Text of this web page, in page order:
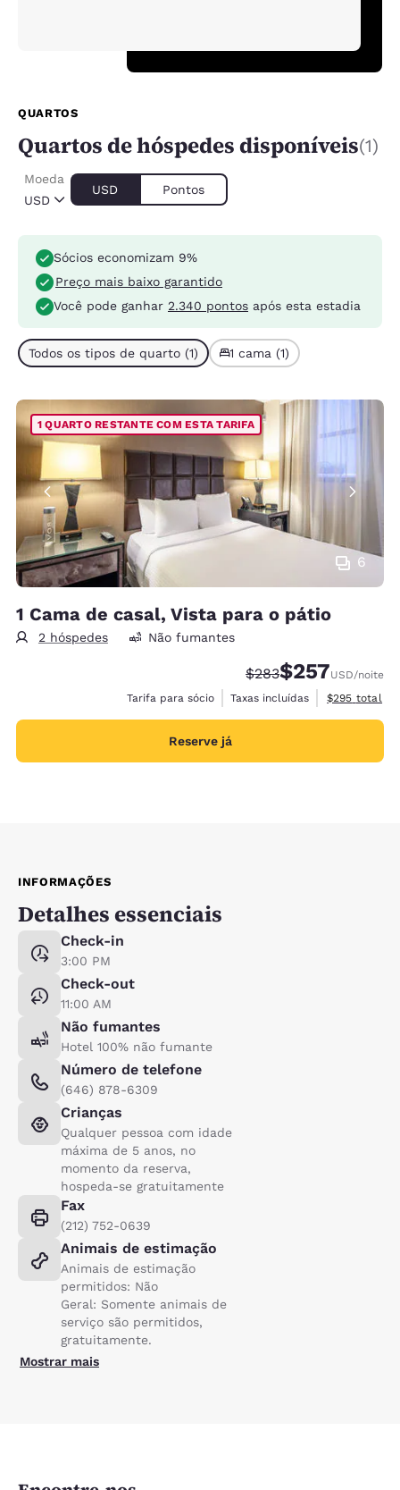
QUARTOS
Quartos de hóspedes disponíveis(1)
USD
Moeda
USD Pontos
Sócios economizam 9%
Preço mais baixo garantido
Você pode ganhar 2.340 pontos após esta estadia
Todos os tipos de quarto (1) 1 cama (1)
6
1 QUARTO RESTANTE COM ESTA TARIFA
1 Cama de casal, Vista para o pátio
2 hóspedes Não fumantes
Tarifa anterior
$283Tarifa com
$257USD/noite
Tarifa para sócio
Taxas incluídas Exibir
$295 total
Reserve já
INFORMAÇÕES
Detalhes essenciais
Check-in
3:00 PM
Check-out
11:00 AM
Não fumantes
Hotel 100% não fumante
Número de telefone
(646) 878-6309
Crianças
Qualquer pessoa com idade
máxima de 5 anos, no
momento da reserva,
hospeda-se gratuitamente
Fax
(212) 752-0639
Animais de estimação
Animais de estimação
permitidos: Não
Geral: Somente animais de
serviço são permitidos,
gratuitamente.
Mostrar mais